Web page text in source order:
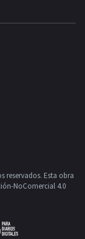
reservados. Esta obra
NoComercial 4.0